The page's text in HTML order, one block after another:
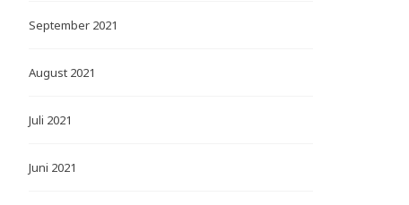
September 2021
August 2021
Juli 2021
Juni 2021